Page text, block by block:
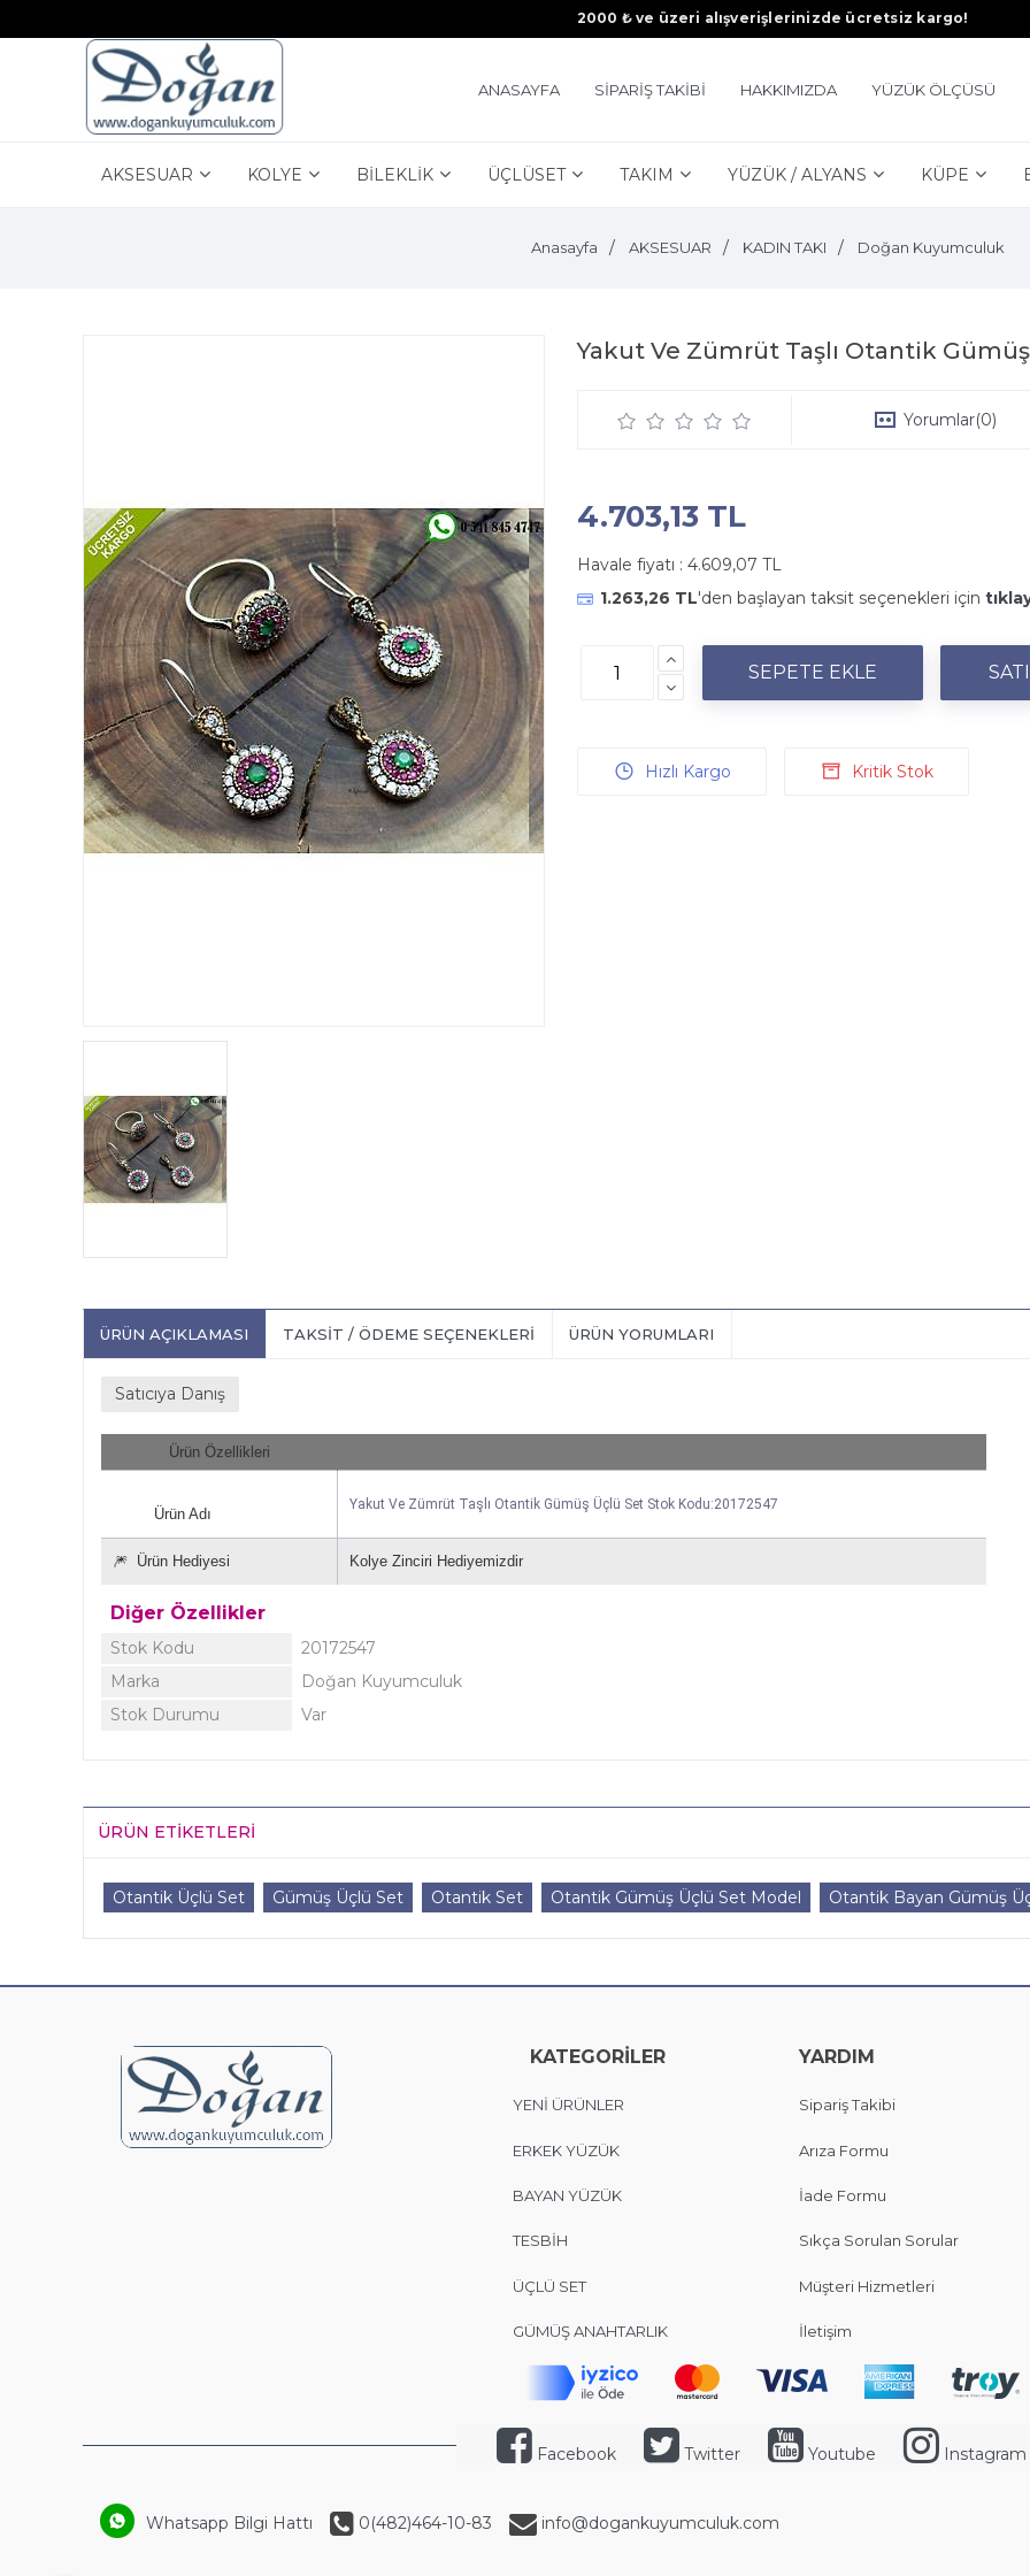
2000 ₺ ve üzeri alışverişlerinizde ücretsiz kargo!
ANASAYFA SİPARİŞ TAKİBİ HAKKIMIZDA YÜZÜK ÖLÇÜSÜ
AKSESUAR KOLYE BİLEKLİK ÜÇLÜSET TAKIM YÜZÜK / ALYANS KÜPE
Anasayfa AKSESUAR KADIN TAKI Doğan Kuyumculuk
Yakut Ve Zümrüt Taşlı Otantik
Yorumlar(0)
4.703,13 TL
Havale fiyatı : 4.609,07 TL
1.263,26 TL'den başlayan taksit seçenekleri için
ÜRÜN AÇIKLAMASI TAKSIT / ÖDEME SEÇENEKLERI ÜRÜN YORUMLARI
Satıcıya Danış
Ürün Özellikleri
Ürün Adı
Yakut Ve Zümrüt Taşlı Otantik Gümüş Üçlü Set Stok Kodu:20172547
🎆 Ürün Hediyesi Kolye Zinciri Hediyemizdir
Diğer Özellikler
Stok Kodu
20172547
Marka
Doğan Kuyumculuk
Stok Durumu
Var
ÜRÜN ETIKETLERI
Otantik Üçlü Set Gümüş Üçlü Set Otantik Set Otantik Gümüş Üçlü Set Model Otantik Bayan Gümüş
KATEGORİLER
YENİ ÜRÜNLER
ERKEK YÜZÜK
BAYAN YÜZÜK
TESBİH
ÜÇLÜ SET
GÜMÜŞ ANAHTARLIK
YARDIM
Sipariş Takibi
Arıza Formu
İade Formu
Sıkça Sorulan Sorular
Müşteri Hizmetleri
İletişim
Facebook Twitter Youtube Instagram
Whatsapp Bilgi Hattı 0(482)464-10-83 info@dogankuyumculuk.com